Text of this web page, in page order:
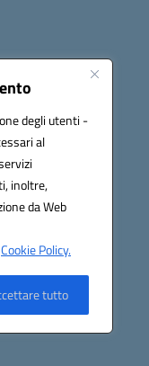
degli utenti -
al
inoltre,
da Web
Cookie Policy.
tutto